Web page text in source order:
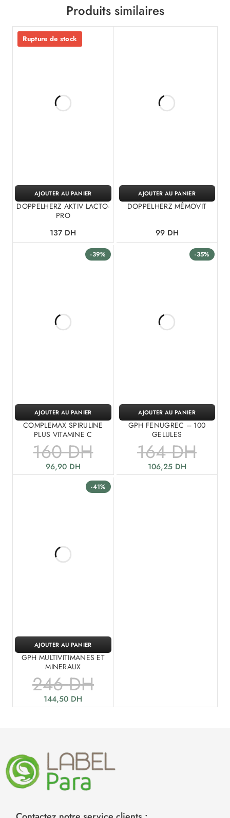
Produits similaires
Rupture de stock
DOPPELHERZ AKTIV LACTO-
PRO
137 DH
AJOUTER AU PANIER
DOPPELHERZ MÉMOVIT
99 DH
AJOUTER AU PANIER
-39%
COMPLEMAX SPIRULINE
PLUS VITAMINE C
160DH
96,90 DH
AJOUTER AU PANIER
-35%
GPH FENUGREC – 100
GELULES
164DH
106,25 DH
AJOUTER AU PANIER
-41%
GPH MULTIVITIMANES ET
MINERAUX
246DH
144,50 DH
AJOUTER AU PANIER